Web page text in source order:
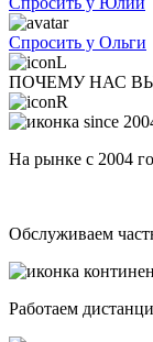
Спросить у Ольги
ПОЧЕМУ НАС
На рынке с 2004
Обслуживаем
Работаем